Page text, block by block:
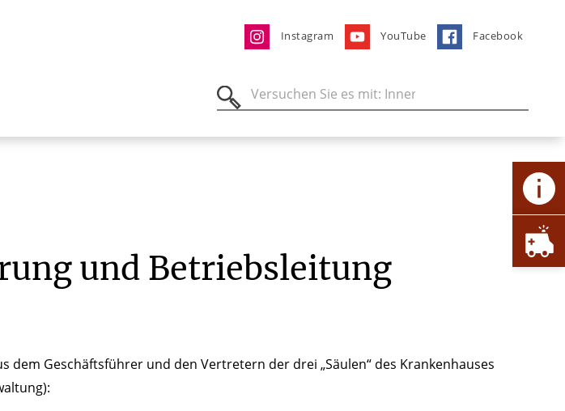
Instagram YouTube Facebook
und Betriebsleitung
dem Geschäftsführer und den Vertretern der drei „Säulen“ des Krankenhauses